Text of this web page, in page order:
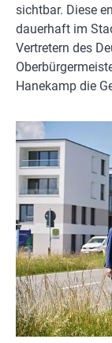
sichtbar. Diese
dauerhaft im
Vertretern des
Hanekamp die